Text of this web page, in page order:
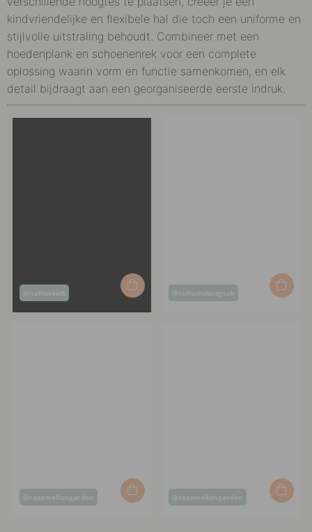
kindvriendelijke en flexibele hal die toch een uniforme en
stijlvolle uitstraling behoudt. Combineer met een
hoedenplank en schoenenrek voor een complete
oplossing waarin vorm en functie samenkomen, en elk
detail bijdraagt aan een georganiseerde eerste indruk.
Post
@halloneett
Post
@cultumdesignab
Post
@rasamellangarden
Post
@rasamellangarden